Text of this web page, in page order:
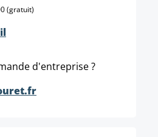
(gratuit)
d'entreprise ?